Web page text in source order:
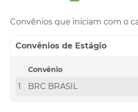
Convênios que iniciam com o
Convênios de Estágio
Convênio
1 BRC BRASIL